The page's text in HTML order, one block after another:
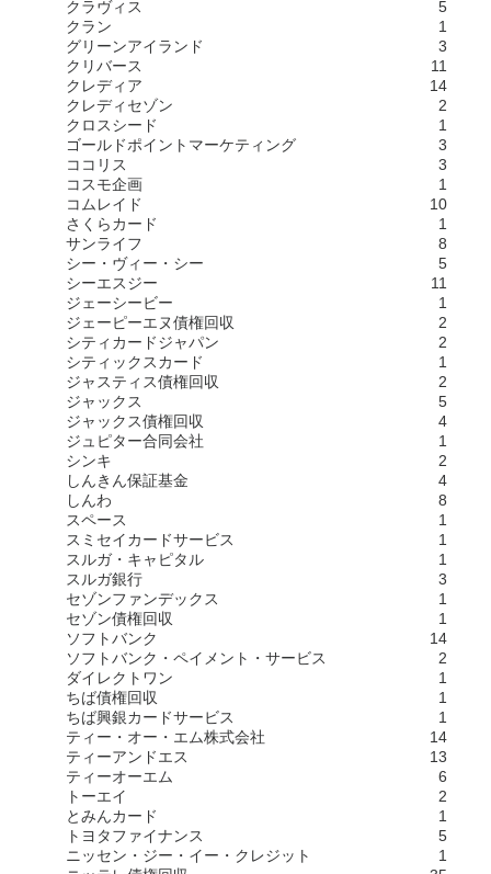
クラヴィス
5
クラン
1
グリーンアイランド
3
クリバース
11
クレディア
14
クレディセゾン
2
クロスシード
1
ゴールドポイントマーケティング
3
ココリス
3
コスモ企画
1
コムレイド
10
さくらカード
1
サンライフ
8
シー・ヴィー・シー
5
シーエスジー
11
ジェーシービー
1
ジェーピーエヌ債権回収
2
シティカードジャパン
2
シティックスカード
1
ジャスティス債権回収
2
ジャックス
5
ジャックス債権回収
4
ジュピター合同会社
1
シンキ
2
しんきん保証基金
4
しんわ
8
スペース
1
スミセイカードサービス
1
スルガ・キャピタル
1
スルガ銀行
3
セゾンファンデックス
1
セゾン債権回収
1
ソフトバンク
14
ソフトバンク・ペイメント・サービス
2
ダイレクトワン
1
ちば債権回収
1
ちば興銀カードサービス
1
ティー・オー・エム株式会社
14
ティーアンドエス
13
ティーオーエム
6
トーエイ
2
とみんカード
1
トヨタファイナンス
5
ニッセン・ジー・イー・クレジット
1